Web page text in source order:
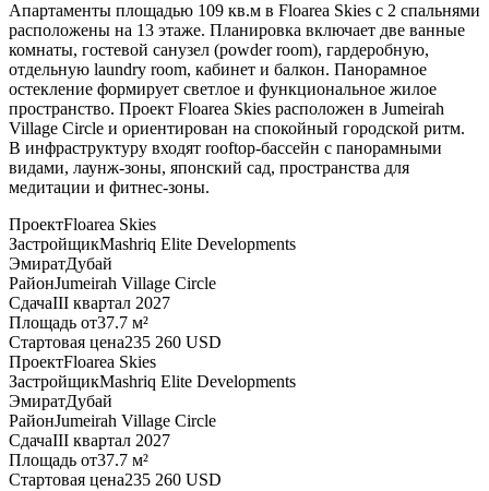
Апартаменты площадью 109 кв.м в Floarea Skies с 2 спальнями
расположены на 13 этаже. Планировка включает две ванные
комнаты, гостевой санузел (powder room), гардеробную,
отдельную laundry room, кабинет и балкон. Панорамное
остекление формирует светлое и функциональное жилое
пространство. Проект Floarea Skies расположен в Jumeirah
Village Circle и ориентирован на спокойный городской ритм.
В инфраструктуру входят rooftop-бассейн с панорамными
видами, лаунж-зоны, японский сад, пространства для
медитации и фитнес-зоны.
ПроектFloarea Skies
ЗастройщикMashriq Elite Developments
ЭмиратДубай
РайонJumeirah Village Circle
СдачаIII квартал 2027
Площадь от37.7 м²
Стартовая цена235 260 USD
ПроектFloarea Skies
ЗастройщикMashriq Elite Developments
ЭмиратДубай
РайонJumeirah Village Circle
СдачаIII квартал 2027
Площадь от37.7 м²
Стартовая цена235 260 USD